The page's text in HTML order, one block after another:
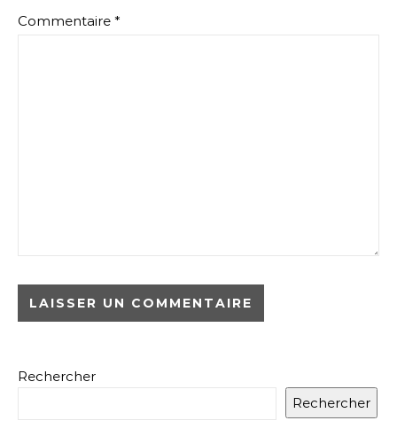
Commentaire *
Rechercher
Rechercher